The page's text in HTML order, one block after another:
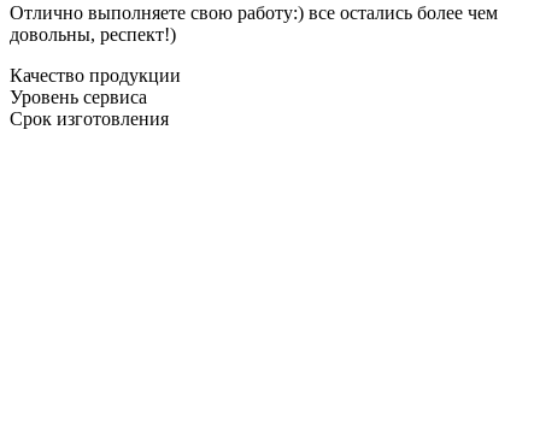
Отлично выполняете свою работу:) все остались более чем
довольны, респект!)
Качество продукции
Уровень сервиса
Срок изготовления